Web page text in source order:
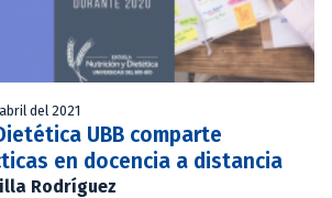
del 2021
UBB comparte
en docencia a distancia
Rodríguez